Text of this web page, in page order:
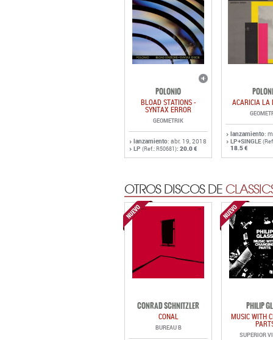
POLONIO
BLOAD STATIONS -
SYNTAX ERROR
GEOMETRIK
lanzamiento: abr. 19, 2018
LP (Ref.: R50681): 20.0 €
ACARICIA LA
lanzamiento:
LP+SINGLE
18.5 €
OTROS DISCOS DE
CONRAD SCHNITZLER
CONAL
BUREAU B
PHILIP
MUSIC WITH
SUPERIOR